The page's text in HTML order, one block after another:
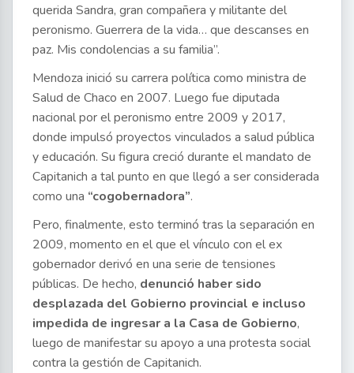
querida Sandra, gran compañera y militante del
peronismo. Guerrera de la vida… que descanses en
paz. Mis condolencias a su familia”.
Mendoza inició su carrera política como ministra de
Salud de Chaco en 2007. Luego fue diputada
nacional por el peronismo entre 2009 y 2017,
donde impulsó proyectos vinculados a salud pública
y educación. Su figura creció durante el mandato de
Capitanich a tal punto en que llegó a ser considerada
como una “cogobernadora”.
Pero, finalmente, esto terminó tras la separación en
2009, momento en el que el vínculo con el ex
gobernador derivó en una serie de tensiones
públicas. De hecho, denunció haber sido
desplazada del Gobierno provincial e incluso
impedida de ingresar a la Casa de Gobierno,
luego de manifestar su apoyo a una protesta social
contra la gestión de Capitanich.